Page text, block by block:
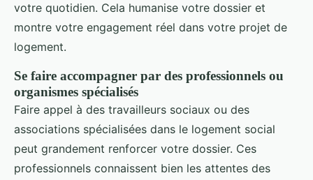
votre quotidien. Cela humanise votre dossier et
montre votre engagement réel dans votre projet de
logement.
Se faire accompagner par des professionnels ou
organismes spécialisés
Faire appel à des travailleurs sociaux ou des
associations spécialisées dans le logement social
peut grandement renforcer votre dossier. Ces
professionnels connaissent bien les attentes des